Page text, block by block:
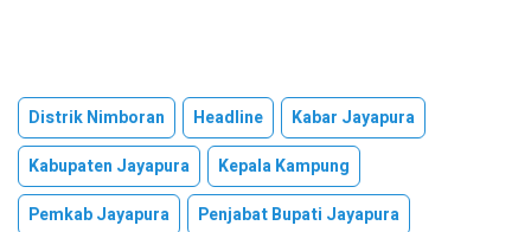
Distrik Nimboran Headline
Kabar Jayapura
Kabupaten Jayapura
Kepala Kampung
Pemkab Jayapura
Penjabat Bupati Jayapura